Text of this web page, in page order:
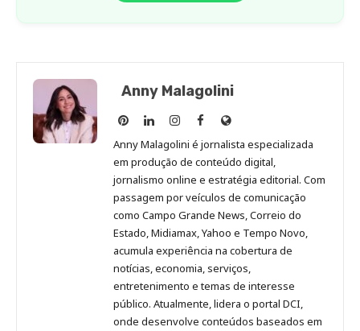
Anny Malagolini
Anny
Malagolini
no
Pinterest
Anny
Malagolini
no
LinkedIn
Anny
Malagolini
no
Instagram
Anny
Malagolini
no
Facebook
Site
de
Anny
Malagolini
Anny Malagolini é jornalista especializada
em produção de conteúdo digital,
jornalismo online e estratégia editorial. Com
passagem por veículos de comunicação
como Campo Grande News, Correio do
Estado, Midiamax, Yahoo e Tempo Novo,
acumula experiência na cobertura de
notícias, economia, serviços,
entretenimento e temas de interesse
público. Atualmente, lidera o portal DCI,
onde desenvolve conteúdos baseados em